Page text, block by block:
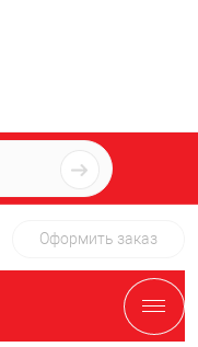
+7 (939) 716-10-06
пн-пт 7:00-16:00 МСК
Оформить заказ